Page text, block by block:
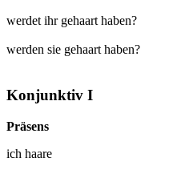
werdet ihr gehaart haben?
werden sie gehaart haben?
Konjunktiv I
Präsens
ich haare